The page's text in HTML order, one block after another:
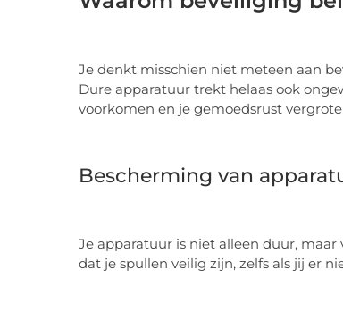
Je denkt misschien niet meteen aan
Dure apparatuur trekt helaas ook
voorkomen en je gemoedsrust
Bescherming van
Je apparatuur is niet alleen duur, maar
dat je spullen veilig zijn, zelfs als jij er